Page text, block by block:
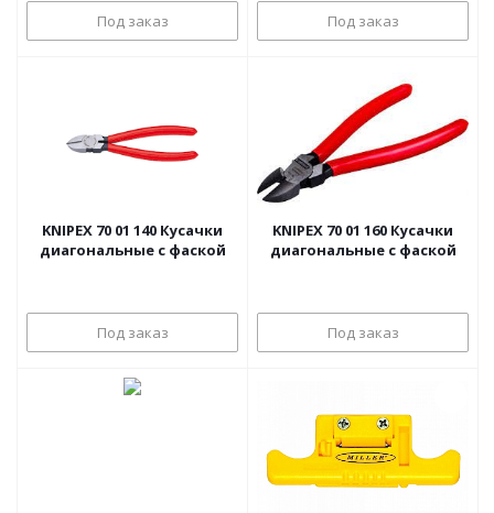
Под заказ Под заказ
KNIPEX 70 01 140 Кусачки
диагональные с фаской
Под заказ
KNIPEX 70 01 160 Кусачки
диагональные с фаской
Под заказ